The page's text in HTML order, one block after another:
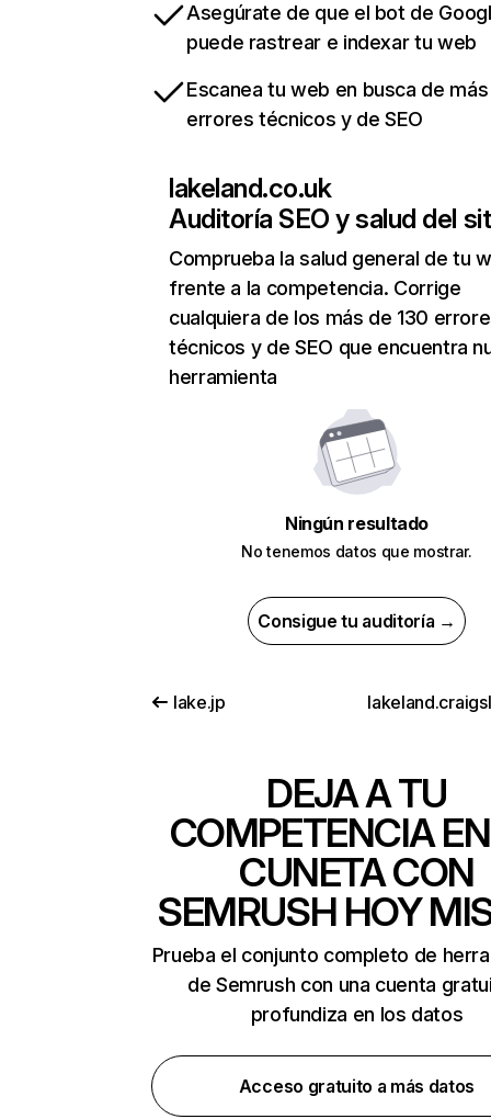
Asegúrate de que el bot de
puede rastrear e indexar tu web
Escanea tu web en busca de
errores técnicos y de SEO
lakeland.co.uk
Auditoría SEO y salud del
Comprueba la salud general de tu
frente a la competencia. Corrige
cualquiera de los más de 130
técnicos y de SEO que encuentra
herramienta
Ningún resultado
No tenemos datos que mostrar.
Consigue tu auditoría →
lake.jp
DEJA A TU
COMPETENCIA
CUNETA CON
SEMRUSH HOY
Prueba el conjunto completo de
de Semrush con una cuenta
profundiza en los datos
Acceso gratuito a más datos